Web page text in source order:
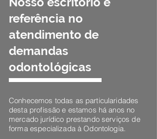
referência no
atendimento de
demandas
odontológicas
Conhecemos todas as particularidades
desta profissão e estamos há anos no
mercado jurídico prestando serviços de
forma especializada à Odontologia.